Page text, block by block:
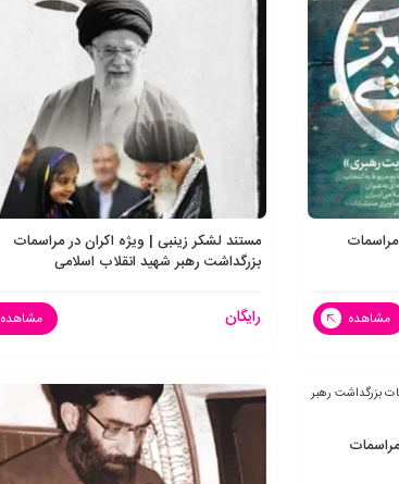
مشاهده
مستند لشکر زینبی | ویژه اکران در مراسمات
بزرگداشت رهبر شهید انقلاب اسلامی
رایگان مشاهده